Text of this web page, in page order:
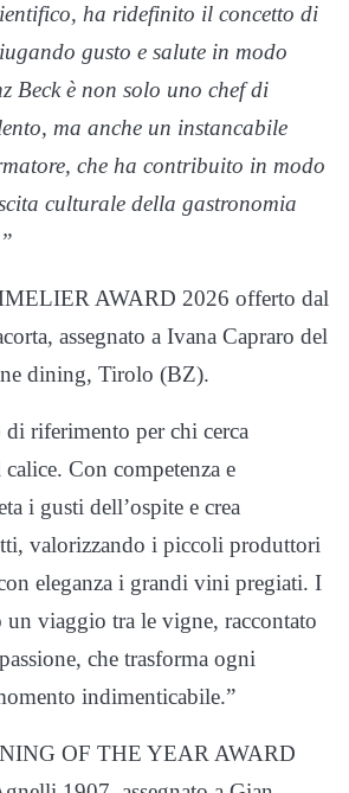
ha ridefinito il concetto di
gusto e salute in modo
Beck è non solo uno chef di
ma anche un instancabile
che ha contribuito in modo
culturale della gastronomia
AWARD 2026 offerto dal
assegnato a Ivana Capraro del
dining, Tirolo (BZ).
di riferimento per chi cerca
Con competenza e
i gusti dell’ospite e crea
valorizzando i piccoli produttori
eleganza i grandi vini pregiati. I
viaggio tra le vigne, raccontato
che trasforma ogni
indimenticabile.”
OF THE YEAR AWARD